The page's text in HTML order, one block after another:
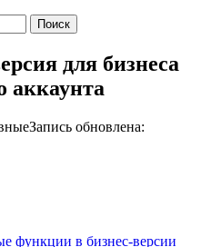
для бизнеса
аккаунта
Запись обновлена:
функции в бизнес-версии